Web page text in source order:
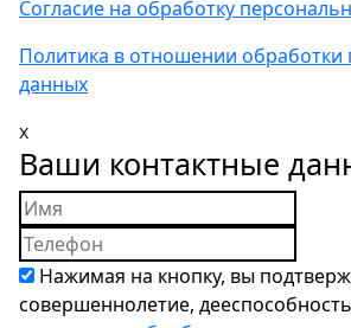
Согласие на обработку
Политика в отношении обработки
данных
x
Ваши контактные
Нажимая на кнопку, вы
совершеннолетие,